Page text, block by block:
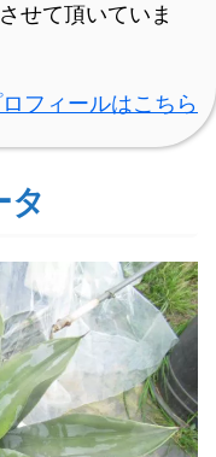
せて頂いていま
フィールはこちら
タ